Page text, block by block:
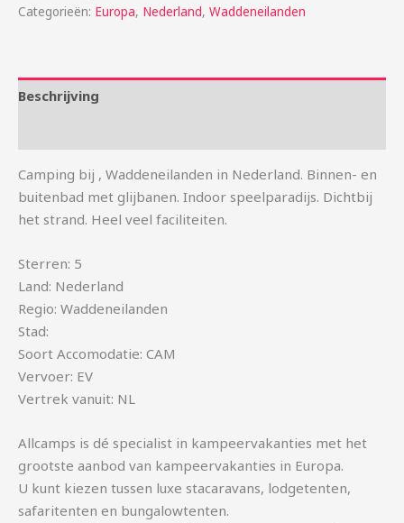
Categorieën: Europa, Nederland, Waddeneilanden
Beschrijving
Camping bij , Waddeneilanden in Nederland. Binnen- en
buitenbad met glijbanen. Indoor speelparadijs. Dichtbij
het strand. Heel veel faciliteiten.
Sterren: 5
Land: Nederland
Regio: Waddeneilanden
Stad:
Soort Accomodatie: CAM
Vervoer: EV
Vertrek vanuit: NL
Allcamps is dé specialist in kampeervakanties met het
grootste aanbod van kampeervakanties in Europa.
U kunt kiezen tussen luxe stacaravans, lodgetenten,
safaritenten en bungalowtenten.